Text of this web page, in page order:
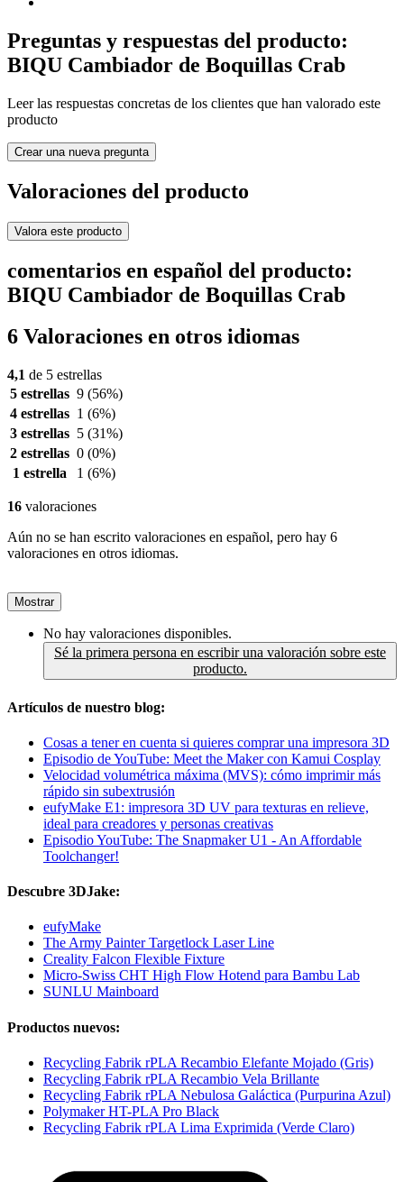
Preguntas y respuestas del producto:
BIQU Cambiador de Boquillas Crab
Leer las respuestas concretas de los clientes que han valorado este
producto
Crear una nueva pregunta
Valoraciones del producto
Valora este producto
comentarios en español del producto:
BIQU Cambiador de Boquillas Crab
6 Valoraciones en otros idiomas
4,1 de 5 estrellas
5 estrellas 9 (56%)
4 estrellas 1 (6%)
3 estrellas 5 (31%)
2 estrellas 0 (0%)
1 estrella
1 (6%)
16 valoraciones
Aún no se han escrito valoraciones en español, pero hay 6
valoraciones en otros idiomas.
Mostrar
No hay valoraciones disponibles.
Sé la primera persona en escribir una valoración sobre este
producto.
Artículos de nuestro blog:
Cosas a tener en cuenta si quieres comprar una impresora 3D
Episodio de YouTube: Meet the Maker con Kamui Cosplay
Velocidad volumétrica máxima (MVS): cómo imprimir más
rápido sin subextrusión
eufyMake E1: impresora 3D UV para texturas en relieve,
ideal para creadores y personas creativas
Episodio YouTube: The Snapmaker U1 - An Affordable
Toolchanger!
Descubre 3DJake:
eufyMake
The Army Painter Targetlock Laser Line
Creality Falcon Flexible Fixture
Micro-Swiss CHT High Flow Hotend para Bambu Lab
SUNLU Mainboard
Productos nuevos:
Recycling Fabrik rPLA Recambio Elefante Mojado (Gris)
Recycling Fabrik rPLA Recambio Vela Brillante
Recycling Fabrik rPLA Nebulosa Galáctica (Purpurina Azul)
Polymaker HT-PLA Pro Black
Recycling Fabrik rPLA Lima Exprimida (Verde Claro)